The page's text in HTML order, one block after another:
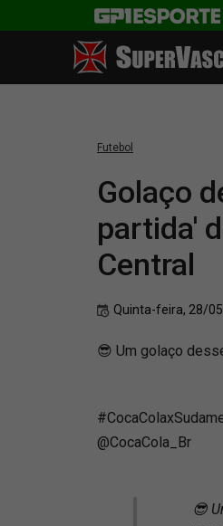
Futebol
Golaço
partida'
Central
Quinta-feira, 28/
😎 Um golaço
@CocaCola_Br
😎